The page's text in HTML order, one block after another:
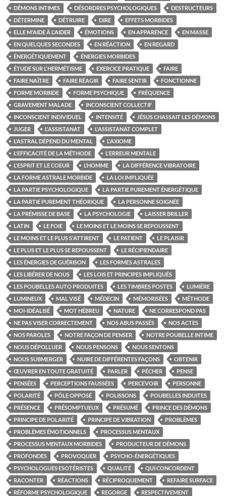
DÉMONS INTIMES DÉSORDRES PSYCHOLOGIQUES
DESTRUCTEURS
DÉTERMINE
DÉTRUIRE DIRE
EFFETS MORBIDES
ELLE M'AIDE À L'AIDER
ÉMOTIONS EN APPARENCE
EN MASSE
EN QUELQUES SECONDES
EN RÉACTION
EN REGARD
ÉNERGÉTIQUEMENT
ÉNERGIES MORBIDES
ÉTUDE SUR L'HERMÉTISME
EXERCICE PRATIQUE
FAIRE
FAIRE NAÎTRE
FAIRE RÉAGIR FAIRE SENTIR
FONCTIONNE
FORME MORBIDE
FORME PSYCHIQUE
FRÉQUENCE
GRAVEMENT MALADE
INCONSCIENT COLLECTIF
INCONSCIENT INDIVIDUEL
INTENSITÉ
JÉSUS CHASSAIT LES DÉMONS
JUGER
L'ASSISTANAT
L'ASSISTANAT COMPLET
L'ASTRAL DÉPEND DU MENTAL
L'AXIOME
L'EFFICACITÉ DE LA MÉTHODE
L'ERREUR MENTALE
L'ESPRIT ET LE COEUR
L’HOMME
LA DIFFÉRENCE VIBRATOIRE
LA FORME ASTRALE MORBIDE
LA LOI IMPLIQUÉE
LA PARTIE PSYCHOLOGIQUE
LA PARTIE PUREMENT ÉNERGÉTIQUE
LA PARTIE PUREMENT THÉORIQUE
LA PERSONNE SOIGNÉE
LA PRÉMISSE DE BASE
LA PSYCHOLOGIE
LAISSER BRILLER
LATIN
LE FOIE
LE MOINS ET LE MOINS SE REPOUSSENT
LE MOINS ET LE PLUS S'ATTIRENT
LE PATIENT
LE PLAISIR
LE PLUS ET LE PLUS SE REPOUSSENT
LE RÉCIPIENDAIRE
LES ÉNERGIES DE GUÉRISON
LES FORMES ASTRALES
LES LIBÉRER DE NOUS
LES LOIS ET PRINCIPES IMPLIQUÉS
LES POUBELLES AUTO PRODUITES
LES TIMBRES POSTES
LUMIÈRE
LUMINEUX
MAL VISÉ MÉDECIN MÉMORISÉES
MÉTHODE
MOI-IDÉALISÉ
MOT HÉBREU NATURE
NE CORRESPOND PAS
NE PAS VISER CORRECTEMENT
NOS ABUS PASSÉS
NOS ACTES
NOS PAROLES
NOTRE FAÇON DE PENSER
NOTRE POUBELLE INTIME
NOUS DÉPOLLUER
NOUS PENSONS
NOUS SENTONS
NOUS SUBMERGER
NUIRE DE DIFFÉRENTES FAÇONS
OBTENIR
ŒUVRER EN TOUTE GRATUITÉ
PARLER PÉCHER
PENSE
PENSÉES
PERCEPTIONS FAUSSÉES PERCEVOIR
PERSONNE
POLARITÉ
PÔLE OPPOSÉ POLISSONS
POUBELLES INDUITES
PRÉSENCE
PRÉSOMPTUEUX PRÉSUMÉ
PRINCE DES DÉMONS
PRINCIPE DE POLARITÉ
PRINCIPE DE VIBRATION
PROBLÈMES
PROBLÈMES ÉMOTIONNELS
PROCESSUS MENTAUX
PROCESSUS MENTAUX MORBIDES
PRODUCTEUR DE DÉMONS
PROFONDES
PROVOQUER
PSYCHO-ÉNERGÉTIQUES
PSYCHOLOGUES ESOTÉRISTES
QUALITÉ
QUI CONCORDENT
RACONTER
RÉACTIONS RÉCIPROQUEMENT
REFAIRE SURFACE
RÉFORME PSYCHOLOGIQUE
REGORGE
RESPECTIVEMENT